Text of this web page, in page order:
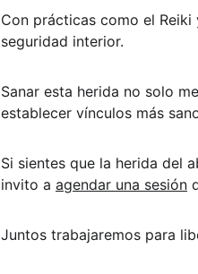
Con prácticas como el
seguridad interior.
Sanar esta herida no solo
establecer vínculos más
Si sientes que la herida del
invito a agendar una sesión
Juntos trabajaremos para